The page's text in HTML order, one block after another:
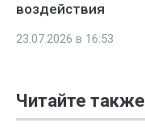
воздействия
23.07.2026 в 16:53
Читайте также